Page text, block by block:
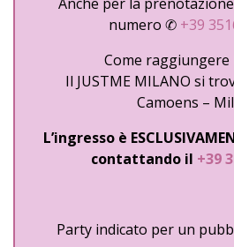
numero ✆ +39
Come raggiungere
Il JUSTME MILANO si
Camoens –
L’ingresso è
contattando il +39
Party indicato per un